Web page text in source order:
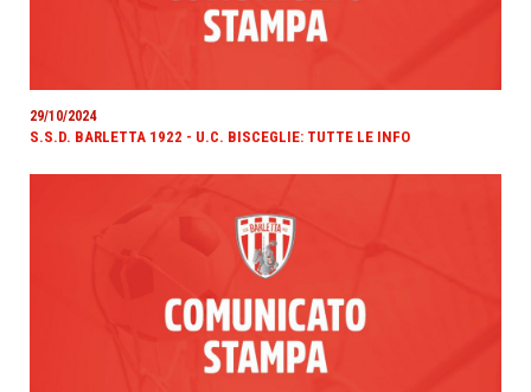
29/10/2024
S.S.D. BARLETTA 1922 - U.C. BISCEGLIE: TUTTE LE INFO